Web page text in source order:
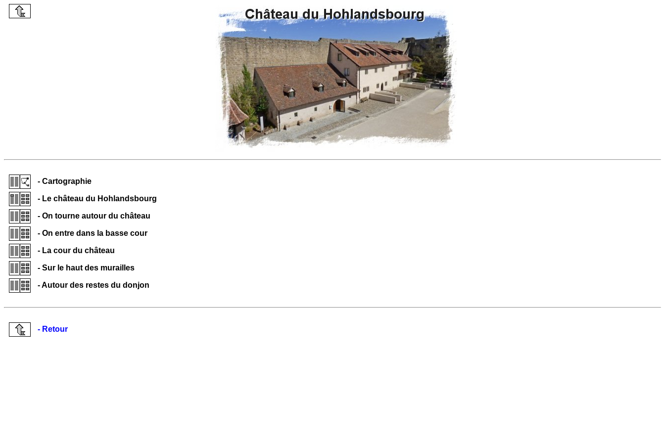
- Cartographie
- Le château du Hohlandsbourg
- On tourne autour du château
- On entre dans la basse cour
- La cour du château
- Sur le haut des murailles
- Autour des restes du donjon
- Retour